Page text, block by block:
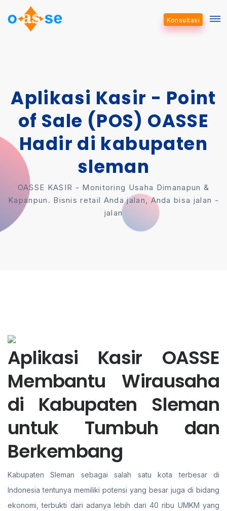
Konsultasi
Aplikasi Kasir - Point
of Sale (POS) OASSE
Hadir di kabupaten
sleman
OASSE KASIR - Monitoring Usaha Dimanapun &
Kapanpun. Bisnis retail Anda jalan, Anda bisa jalan -
jalan
Aplikasi Kasir OASSE
Membantu Wirausaha
di Kabupaten Sleman
untuk Tumbuh dan
Berkembang
Kabupaten Sleman sebagai salah satu kota terbesar di
Indonesia tentunya memiliki potensi yang besar juga di bidang
ekonomi, terbukti dari adanya lebih dari 40 ribu UMKM yang